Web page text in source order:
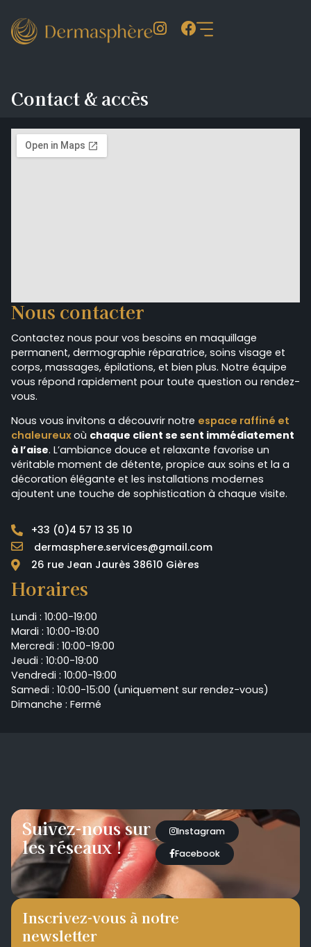
Contact & accès
Nous contacter
Contactez nous pour vos besoins en maquillage
permanent, dermographie réparatrice, soins visage et
corps, massages, épilations, et bien plus. Notre équipe
vous répond rapidement pour toute question ou rendez-
vous.
Nous vous invitons a découvrir notre espace raffiné et
chaleureuxoù chaque client se sent immédiatement
à l’aise. L’ambiance douce et relaxante favorise un
véritable moment de détente, propice aux soins et la a
décoration élégante et les installations modernes
ajoutent une touche de sophistication à chaque visite.
+33 (0)4 57 13 35 10
dermasphere.services@gmail.com
26 rue Jean Jaurès 38610 Gières
Horaires
Lundi : 10:00-19:00
Mardi : 10:00-19:00
Mercredi : 10:00-19:00
Jeudi : 10:00-19:00
Vendredi : 10:00-19:00
Samedi : 10:00-15:00 (uniquement sur rendez-vous)
Dimanche : Fermé
Suivez-nous sur
les réseaux !
Instagram
Facebook
Inscrivez-vous à notre
newsletter